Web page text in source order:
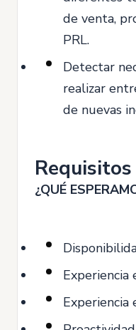
de venta,
PRL.
Detectar
realizar
de nuevas
¿QUÉ
Experiencia
Experiencia